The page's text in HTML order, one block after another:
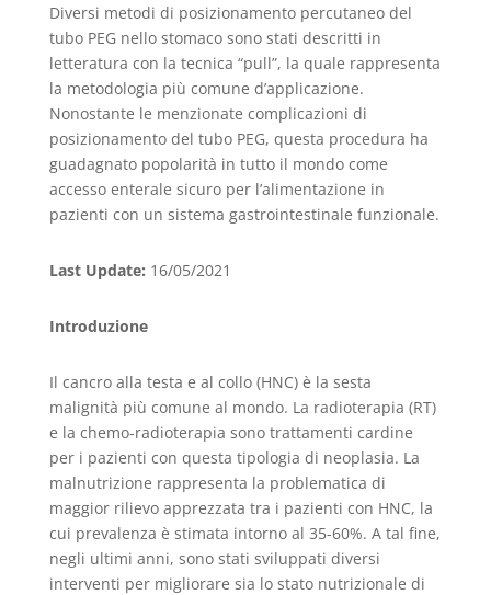
Diversi metodi di posizionamento percutaneo del
tubo PEG nello stomaco sono stati descritti in
letteratura con la tecnica “pull”, la quale rappresenta
la metodologia più comune d’applicazione.
Nonostante le menzionate complicazioni di
posizionamento del tubo PEG, questa procedura ha
guadagnato popolarità in tutto il mondo come
accesso enterale sicuro per l’alimentazione in
pazienti con un sistema gastrointestinale funzionale.
Last Update: 16/05/2021
Introduzione
Il cancro alla testa e al collo (HNC) è la sesta
malignità più comune al mondo. La radioterapia (RT)
e la chemo-radioterapia sono trattamenti cardine
per i pazienti con questa tipologia di neoplasia. La
malnutrizione rappresenta la problematica di
maggior rilievo apprezzata tra i pazienti con HNC, la
cui prevalenza è stimata intorno al 35-60%. A tal fine,
negli ultimi anni, sono stati sviluppati diversi
interventi per migliorare sia lo stato nutrizionale di